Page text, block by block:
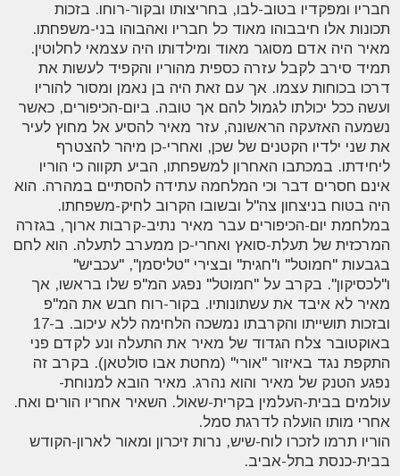
חבריו ומפקדיו בטוב-לבו, בחריצותו ובקור-רוחו. בזכות
תכונות אלו חיבבוהו מאוד כל חבריו ואהבוהו בני-משפחתו.
מאיר היה אדם מסוגר מאוד ומילדותו היה עצמאי לחלוטין.
תמיד סירב לקבל עזרה כספית מהוריו והקפיד לעשות את
דרכו בכוחות עצמו. אך עם זאת היה בן נאמן ומסור להוריו
ועשה ככל יכולתו לגמול להם אך טובה. ביום-הכיפורים, כאשר
נשמעה האזעקה הראשונה, עזר מאיר להסיע אל מחוץ לעיר
את שני ילדיו הקטנים של שכן, ואחרי-כן מיהר להצטרף
ליחידתו. במכתבו האחרון למשפחתו, הביע תקווה כי הוריו
אינם חסרים דבר וכי המלחמה עתידה להסתיים במהרה. הוא
היה בטוח בניצחון צה"ל ובשובו הקרוב לחיק-משפחתו.
במלחמת יום-הכיפורים עבר מאיר נתיב-קרבות ארוך, בגזרה
המרכזית של תעלת-סואץ ואחרי-כן ממערב לתעלה. הוא לחם
בגבעות "חמוטל" ו"חגית" ובצירי "טליסמן", "עכביש"
ו"לכסיקון". בקרב על "חמוטל" נפגע המ"פ שלו בראשו, אך
מאיר לא איבד את עשתונותיו. בקור-רוח חבש את המ"פ
ובזכות תושייתו והקרבתו נמשכה הלחימה ללא עיכוב.
ב-17
באוקטובר צלח הגדוד של מאיר את התעלה ונע לקדם פני
התקפת נגד באיזור "אורי" (מחטת אבו סולטאן). בקרב זה
נפגע הטנק של מאיר והוא נהרג. מאיר הובא למנוחת-
עולמים בבית-העלמין בקרית-שאול. השאיר אחריו הורים ואח.
אחרי מותו הועלה לדרגת סמל.
הוריו תרמו לזכרו לוח-שיש, נרות זיכרון ומאור לארון-הקודש
בבית-כנסת בתל-אביב.